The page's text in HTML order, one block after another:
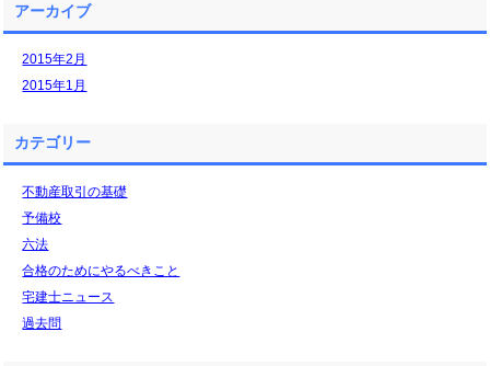
アーカイブ
2015年2月
2015年1月
カテゴリー
不動産取引の基礎
予備校
六法
合格のためにやるべきこと
宅建士ニュース
過去問